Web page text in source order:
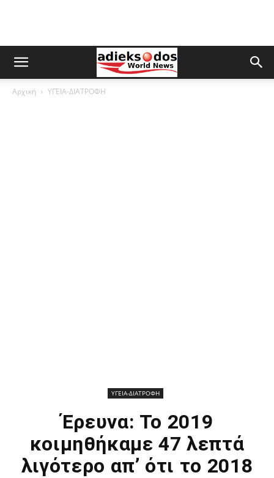
Αρχική ΥΓΕΙΑ-ΔΙΑΤΡΟΦΗ
ΥΓΕΙΑ-ΔΙΑΤΡΟΦΗ
Έρευνα: Το 2019
κοιμηθήκαμε 47 λεπτά
λιγότερο απ’ ότι το 2018